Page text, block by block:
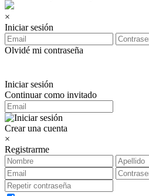
×
Iniciar sesión
Olvidé mi contraseña
Iniciar sesión
Continuar como invitado
Crear una cuenta
×
Registrarme